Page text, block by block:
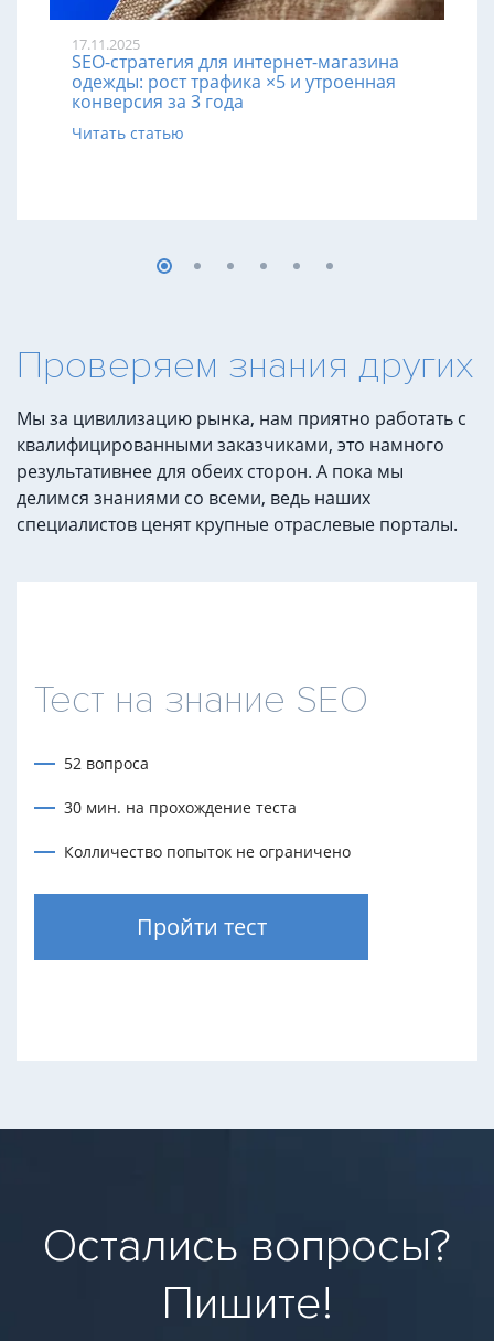
17.11.2025
SEO-стратегия для интернет-магазина
одежды: рост трафика ×5 и утроенная
конверсия за 3 года
Читать статью
Проверяем знания других
Мы за цивилизацию рынка, нам приятно работать с
квалифицированными заказчиками, это намного
результативнее для обеих сторон. А пока мы
делимся знаниями со всеми, ведь наших
специалистов ценят крупные отраслевые порталы.
Тест на знание SEO
52 вопроса
30 мин. на прохождение теста
Колличество попыток не ограничено
Пройти тест
Остались вопросы?
Пишите!